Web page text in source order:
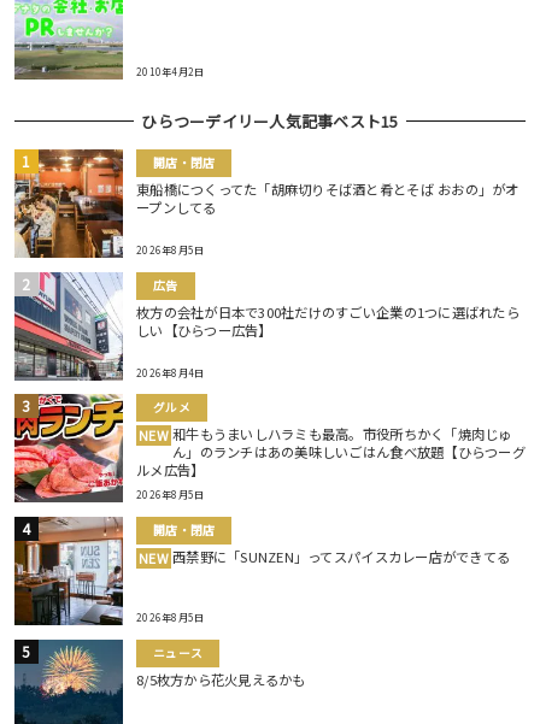
2010年4月2日
ひらつーデイリー人気記事ベスト15
開店・閉店
東船橋につくってた「胡麻切りそば酒と肴とそば おおの」がオ
ープンしてる
2026年8月5日
広告
枚方の会社が日本で300社だけのすごい企業の1つに選ばれたら
しい【ひらつー広告】
2026年8月4日
グルメ
NEW 和牛もうまいしハラミも最高。市役所ちかく「焼肉じゅ
ん」のランチはあの美味しいごはん食べ放題【ひらつーグ
ルメ広告】
2026年8月5日
開店・閉店
NEW 西禁野に「SUNZEN」ってスパイスカレー店ができてる
2026年8月5日
ニュース
8/5枚方から花火見えるかも